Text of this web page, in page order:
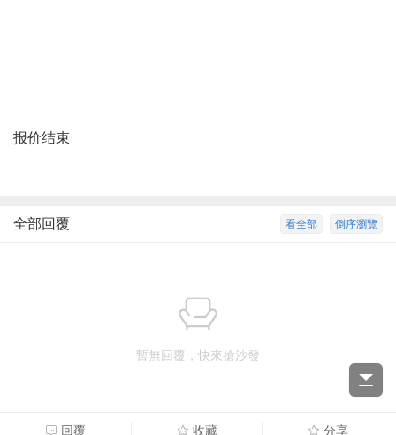
报价结束
倒序瀏覽
看全部
全部回覆
暫無回覆，快來搶沙發
回覆 收藏 分享